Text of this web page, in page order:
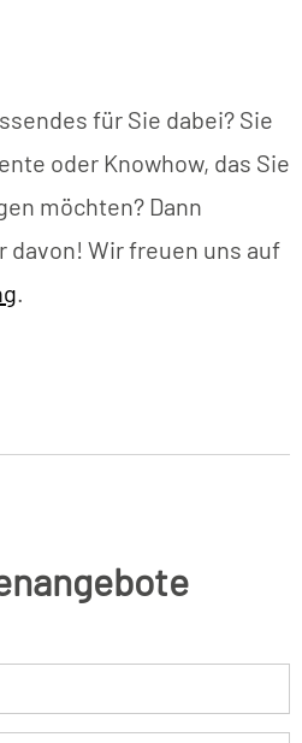
für Sie dabei? Sie
oder Knowhow, das Sie
möchten? Dann
davon! Wir freuen uns auf
.